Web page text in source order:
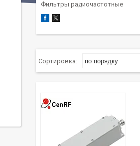
Фильтры радиочастотные